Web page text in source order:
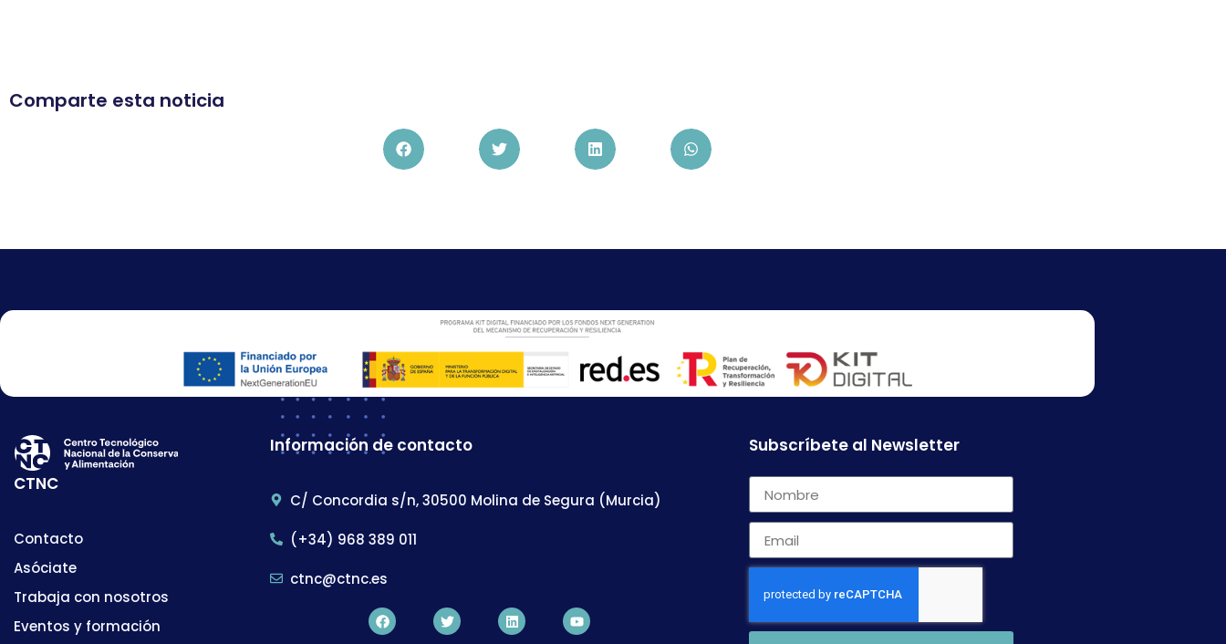
Comparte esta noticia
CTNC
Contacto
Asóciate
Trabaja con nosotros
Eventos y formación
Información de contacto
C/ Concordia s/n, 30500 Molina de Segura (Murcia)
(+34) 968 389 011
ctnc@ctnc.es
Subscríbete al Newsletter